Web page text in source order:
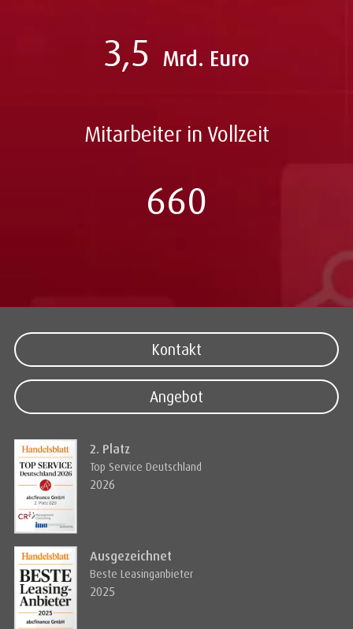
3,5 Mrd. Euro
Mitarbeiter in Vollzeit
660
Kontakt
Angebot
2. Platz
Top Service Deutschland
2026
Ausgezeichnet
Beste Leasinganbieter
2025